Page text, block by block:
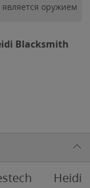
является оружием
Blacksmith
Heidi